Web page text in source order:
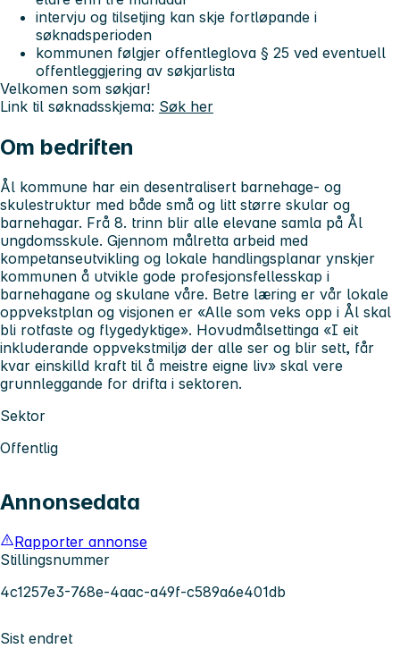
intervju og tilsetjing kan skje fortløpande i
søknadsperioden
kommunen følgjer offentleglova § 25 ved eventuell
offentleggjering av søkjarlista
Velkomen som søkjar!
Link til søknadsskjema: Søk her
Om bedriften
Ål kommune har ein desentralisert barnehage- og
skulestruktur med både små og litt større skular og
barnehagar. Frå 8. trinn blir alle elevane samla på Ål
ungdomsskule. Gjennom målretta arbeid med
kompetanseutvikling og lokale handlingsplanar ynskjer
kommunen å utvikle gode profesjonsfellesskap i
barnehagane og skulane våre. Betre læring er vår lokale
oppvekstplan og visjonen er «Alle som veks opp i Ål skal
bli rotfaste og flygedyktige». Hovudmålsettinga «I eit
inkluderande oppvekstmiljø der alle ser og blir sett, får
kvar einskilld kraft til å meistre eigne liv» skal vere
grunnleggande for drifta i sektoren.
Sektor
Offentlig
Annonsedata
Rapporter annonse
Stillingsnummer
4c1257e3-768e-4aac-a49f-c589a6e401db
Sist endret